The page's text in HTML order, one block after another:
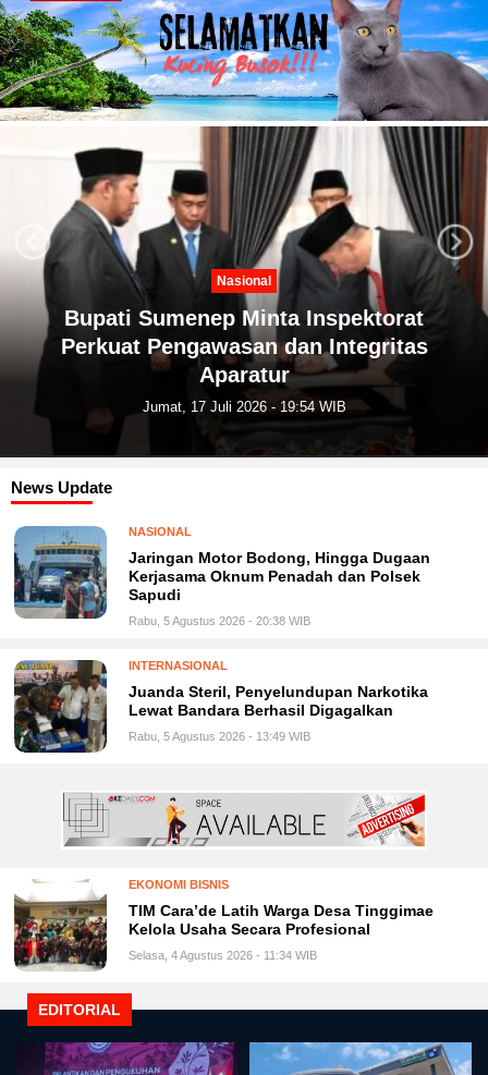
Kesehatan
PKM Universitas Yudharta Pasuruan
Dampingi PKK Tunggul Wulung Cegah
Stunting
Kamis, 16 Juli 2026 - 19:37 WIB
Next
News Update
NASIONAL
Jaringan Motor Bodong, Hingga Dugaan
Kerjasama Oknum Penadah dan Polsek
Sapudi
Rabu, 5 Agustus 2026 - 20:38 WIB
INTERNASIONAL
Juanda Steril, Penyelundupan Narkotika
Lewat Bandara Berhasil Digagalkan
Rabu, 5 Agustus 2026 - 13:49 WIB
EKONOMI BISNIS
TIM Cara’de Latih Warga Desa Tinggimae
Kelola Usaha Secara Profesional
Selasa, 4 Agustus 2026 - 11:34 WIB
EDITORIAL